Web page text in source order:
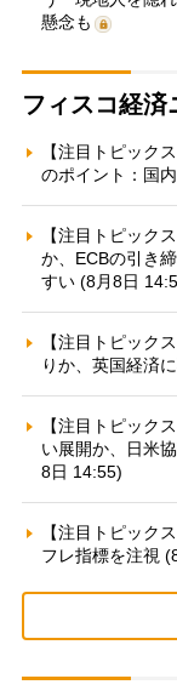
懸念も
フィスコ経済
【注目トピック
のポイント：国
【注目トピック
か、ECBの引き
すい (8月8日
【注目トピック
りか、英国経済
【注目トピック
い展開か、日米
8日 14:55)
【注目トピック
フレ指標を注視